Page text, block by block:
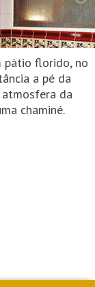
pátio florido, no
a pé da
da
chaminé.